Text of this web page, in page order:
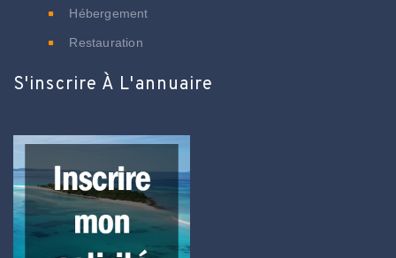
Hébergement
Restauration
S'inscrire À L'annuaire